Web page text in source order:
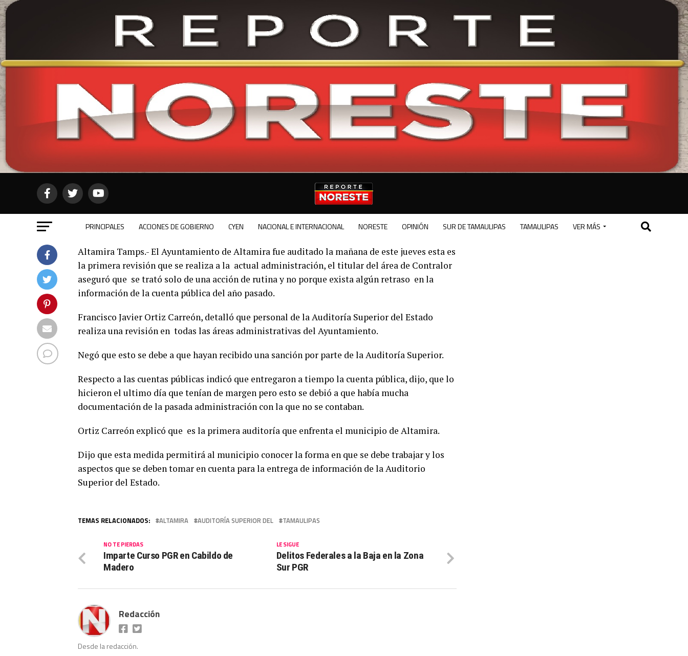
PRINCIPALES ACCIONES DE GOBIERNO CYEN NACIONAL E INTERNACIONAL NORESTE OPINIÓN SUR DE TAMAULIPAS TAMAULIPAS VER MÁS
Altamira Tamps.- El Ayuntamiento de Altamira fue auditado la mañana de este jueves esta es
la primera revisión que se realiza a la actual administración, el titular del área de Contralor
aseguró que se trató solo de una acción de rutina y no porque exista algún retraso en la
información de la cuenta pública del año pasado.
Francisco Javier Ortiz Carreón, detalló que personal de la Auditoría Superior del Estado
realiza una revisión en todas las áreas administrativas del Ayuntamiento.
Negó que esto se debe a que hayan recibido una sanción por parte de la Auditoría Superior.
Respecto a las cuentas públicas indicó que entregaron a tiempo la cuenta pública, dijo, que lo
hicieron el ultimo día que tenían de margen pero esto se debió a que había mucha
documentación de la pasada administración con la que no se contaban.
Ortiz Carreón explicó que es la primera auditoría que enfrenta el municipio de Altamira.
Dijo que esta medida permitirá al municipio conocer la forma en que se debe trabajar y los
aspectos que se deben tomar en cuenta para la entrega de información de la Auditorio
Superior del Estado.
TEMAS RELACIONADOS: ALTAMIRA AUDITORÍA SUPERIOR DEL TAMAULIPAS
LE SIGUE
Delitos Federales a la Baja en la Zona
Sur PGR
NO TE PIERDAS
Imparte Curso PGR en Cabildo de
Madero
Redacción
Desde la redacción.